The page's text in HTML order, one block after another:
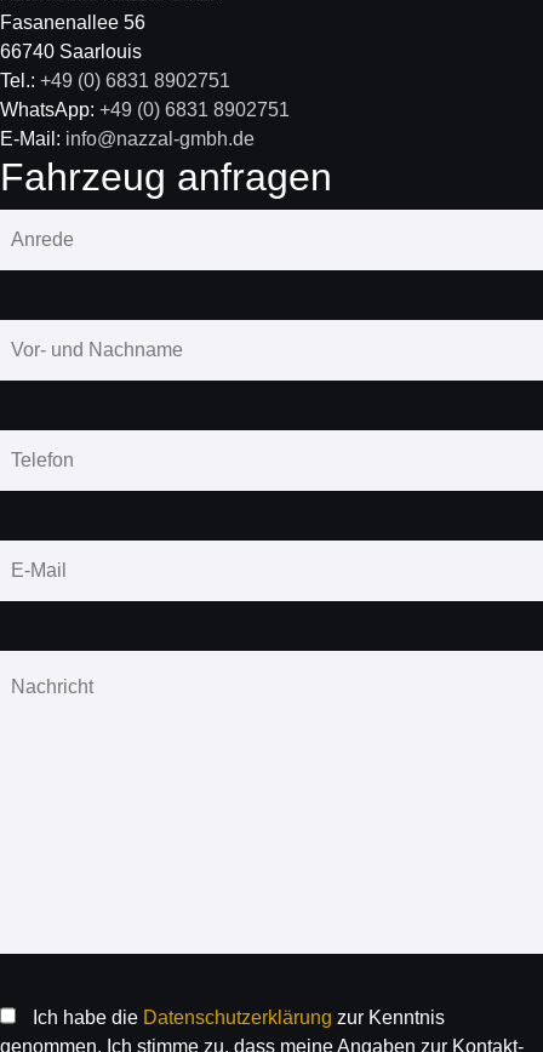
Fasanenallee 56
66740 Saarlouis
Tel.: +49 (0) 6831 8902751
WhatsApp: +49 (0) 6831 8902751
E-Mail: info@nazzal-gmbh.de
Fahrzeug anfragen
Ich habe die Daten­schutz­erklärung zur Kenntnis
genommen. Ich stimme zu, dass meine Angaben zur Kontakt­